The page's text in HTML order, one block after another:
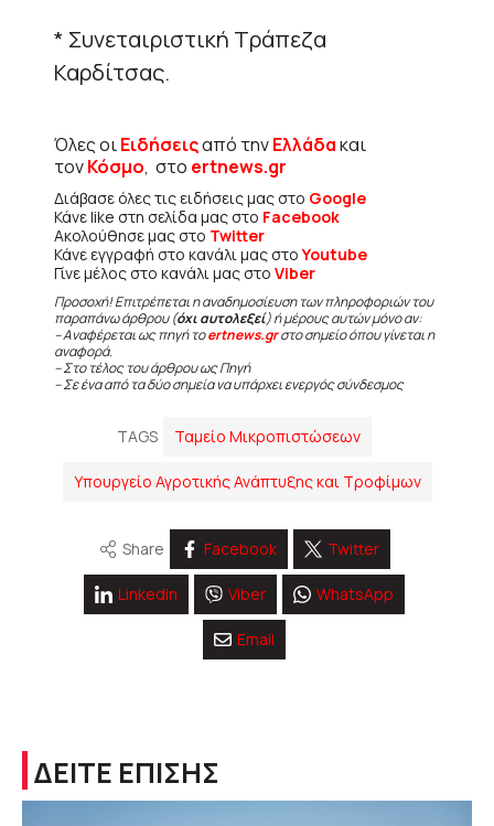
* Συνεταιριστική Τράπεζα
Καρδίτσας.
Όλες οιΕιδήσειςαπό τηνΕλλάδακαι
τονΚόσμο, στο ertnews.gr
Διάβασε όλες τις ειδήσεις μας στο Google
Κάνε like στη σελίδα μας στο Facebook
Ακολούθησε μας στο Twitter
Κάνε εγγραφή στο κανάλι μας στοYoutube
Γίνε μέλος στο κανάλι μας στο Viber
Προσοχή! Επιτρέπεται η αναδημοσίευση των πληροφοριών του
παραπάνω άρθρου (όχι αυτολεξεί) ή μέρους αυτών μόνο αν:
– Αναφέρεται ως πηγή τοertnews.grστο σημείο όπου γίνεται η
αναφορά.
– Στο τέλος του άρθρου ως Πηγή
– Σε ένα από τα δύο σημεία να υπάρχει ενεργός σύνδεσμος
TAGS Ταμείο Μικροπιστώσεων
Υπουργείο Αγροτικής Ανάπτυξης και Τροφίμων
Share Facebook Twitter
Linkedin Viber WhatsApp
Email
ΔΕΙΤΕ ΕΠΙΣΗΣ